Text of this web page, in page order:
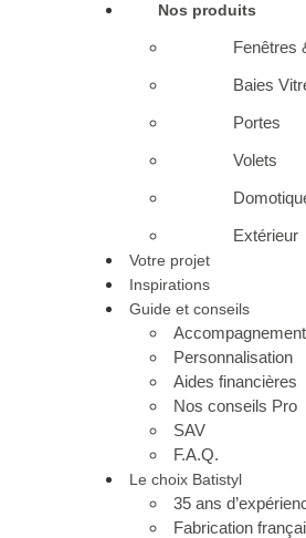
Nos produits
Fenêtres
Baies
Portes
Volets
Extérieur
Votre projet
Inspirations
Guide et conseils
Personnalisation
Aides financières
Nos conseils Pro
SAV
F.A.Q.
Le choix Batistyl
35 ans
Fabrication